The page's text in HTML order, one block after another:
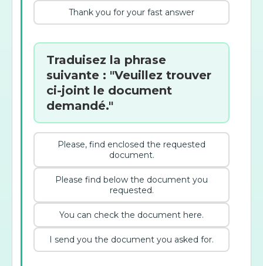
Thank you for your fast answer
Traduisez la phrase
suivante : "Veuillez trouver
ci-joint le document
demandé."
Please, find enclosed the requested
document.
Please find below the document you
requested.
You can check the document here.
I send you the document you asked for.